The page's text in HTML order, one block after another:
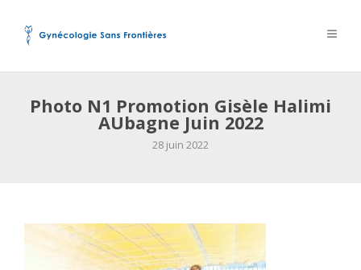
Photo N1 Promotion Gisèle Halimi
AUbagne Juin 2022
28 juin 2022